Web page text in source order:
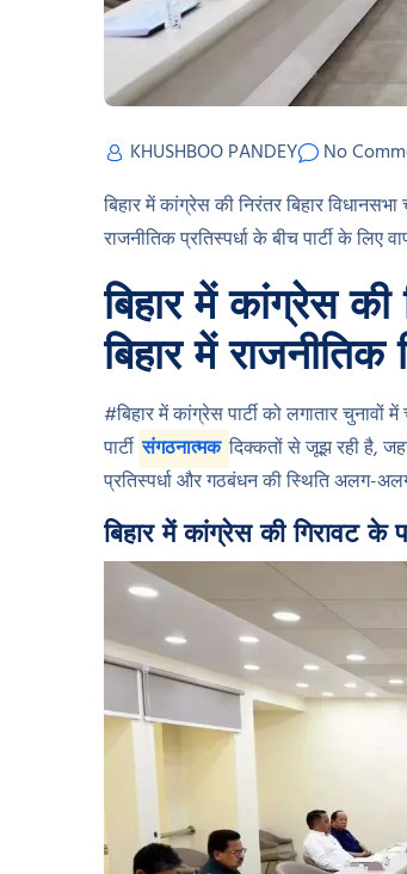
KHUSHBOO PANDEY
No
बिहार में कांग्रेस की निरंतर बिहार
राजनीतिक प्रतिस्पर्धा के बीच पार्टी के लिए
बिहार में कांग्रेस
बिहार में
#बिहार में कांग्रेस पार्टी को लगातार
पार्टी संगठनात्मक दिक्कतों से जूझ रही है,
प्रतिस्पर्धा और गठबंधन की स्थिति अलग-
बिहार में कांग्रेस की गिरावट के